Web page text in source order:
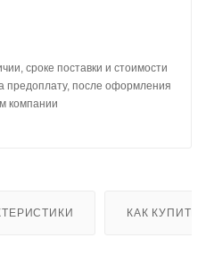
сроке поставки и стоимости
предоплату, после оформления
компании
КАК КУПИТЬ